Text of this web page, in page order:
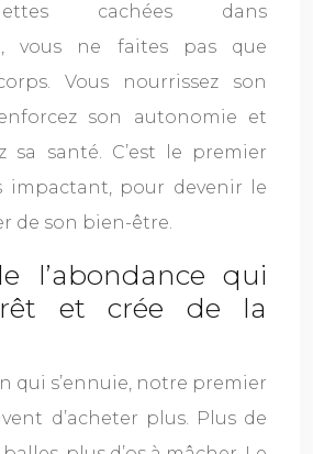
cachées dans
vous ne faites pas que
Vous nourrissez son
son autonomie et
sa santé. C’est le premier
impactant, pour devenir le
de son bien-être.
l’abondance qui
et crée de la
qui s’ennuie, notre premier
d’acheter plus. Plus de